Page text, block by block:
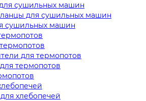
сушильных машин
для сушильных машин
сушильных машин
для термопотов
термопотов
хлебопечей